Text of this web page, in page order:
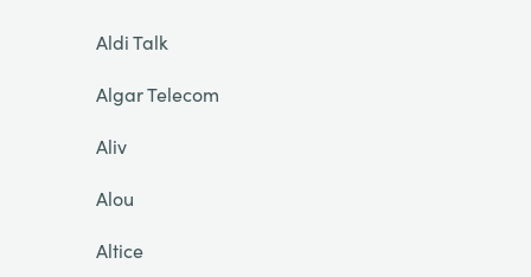
Aldi Talk
Algar Telecom
Aliv
Alou
Altice